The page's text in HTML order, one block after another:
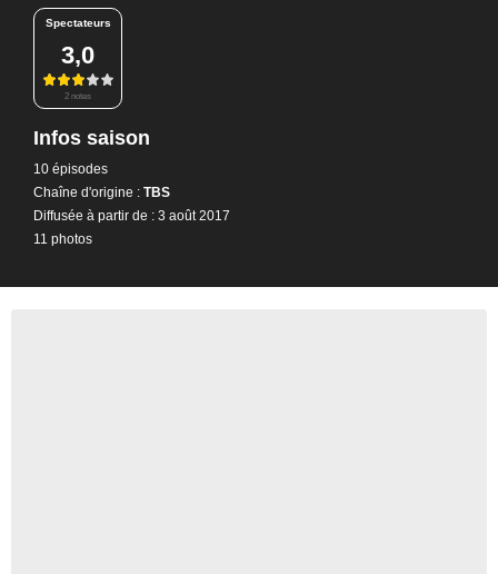
Spectateurs
3,0
2 notes
Infos saison
10 épisodes
Chaîne d'origine : TBS
Diffusée à partir de : 3 août 2017
11 photos